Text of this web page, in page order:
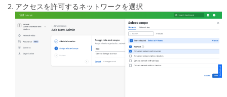
アクセスを許可するネットワークを選択